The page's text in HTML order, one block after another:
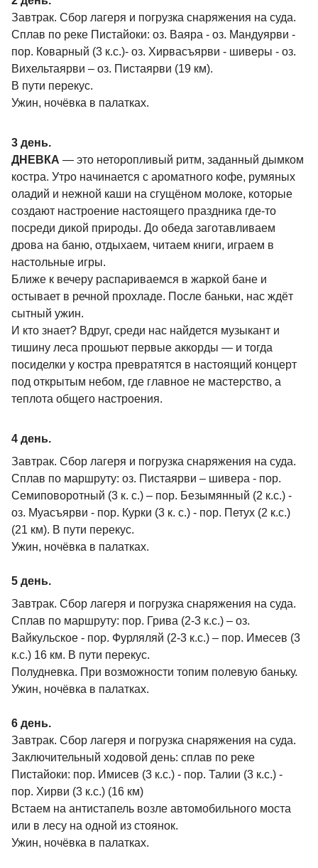
Завтрак. Сбор лагеря и погрузка снаряжения на суда.
Сплав по реке Пистайоки: оз. Ваяра - оз. Мандуярви -
пор. Коварный (3 к.с.)- оз. Хирвасъярви - шиверы - оз.
Вихельтаярви – оз. Пистаярви (19 км).
В пути перекус.
Ужин, ночёвка в палатках.
3 день.
ДНЕВКА — это неторопливый ритм, заданный дымком
костра. Утро начинается с ароматного кофе, румяных
оладий и нежной каши на сгущёном молоке, которые
создают настроение настоящего праздника где-то
посреди дикой природы. До обеда заготавливаем
дрова на баню, отдыхаем, читаем книги, играем в
настольные игры.
Ближе к вечеру распариваемся в жаркой бане и
остывает в речной прохладе. После баньки, нас ждёт
сытный ужин.
И кто знает? Вдруг, среди нас найдется музыкант и
тишину леса прошьют первые аккорды — и тогда
посиделки у костра превратятся в настоящий концерт
под открытым небом, где главное не мастерство, а
теплота общего настроения.
4 день.
Завтрак. Сбор лагеря и погрузка снаряжения на суда.
Сплав по маршруту: оз. Пистаярви – шивера - пор.
Семиповоротный (3 к. с.) – пор. Безымянный (2 к.с.) -
оз. Муасъярви - пор. Курки (3 к. с.) - пор. Петух (2 к.с.)
(21 км). В пути перекус.
Ужин, ночёвка в палатках.
5 день.
Завтрак. Сбор лагеря и погрузка снаряжения на суда.
Сплав по маршруту: пор. Грива (2-3 к.с.) – оз.
Вайкульское - пор. Фурляляй (2-3 к.с.) – пор. Имесев (3
к.с.) 16 км. В пути перекус.
Полудневка. При возможности топим полевую баньку.
Ужин, ночёвка в палатках.
6 день.
Завтрак. Сбор лагеря и погрузка снаряжения на суда.
Заключительный ходовой день: сплав по реке
Пистайоки: пор. Имисев (3 к.с.) - пор. Талии (3 к.с.) -
пор. Хирви (3 к.с.) (16 км)
Встаем на антистапель возле автомобильного моста
или в лесу на одной из стоянок.
Ужин, ночёвка в палатках.